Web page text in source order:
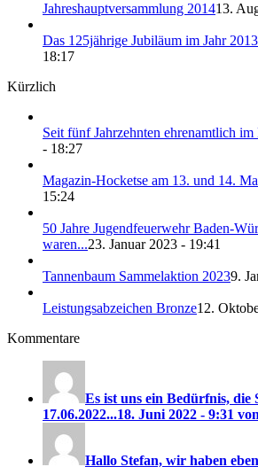
Jahreshauptversammlung 201413.
Das 125jährige Jubiläum im Jahr 2013
18:17
Kürzlich
Seit fünf Jahrzehnten ehrenamtlich im
- 18:27
Magazin-Hocketse am 13. und 14.
15:24
50 Jahre Jugendfeuerwehr Baden-
waren...23. Januar 2023 - 19:41
Tannenbaum Sammelaktion 20239.
Leistungsabzeichen Bronze12.
Kommentare
Es ist uns ein Bedürfnis, die
17.06.2022...18. Juni 2022 - 9:31
Hallo Stefan, wir haben